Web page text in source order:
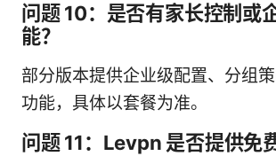
问题 10：是否有家长控制或
能？
部分版本提供企业级配置、分组
功能，具体以套餐为准。
问题 11：Levpn 是否提供免